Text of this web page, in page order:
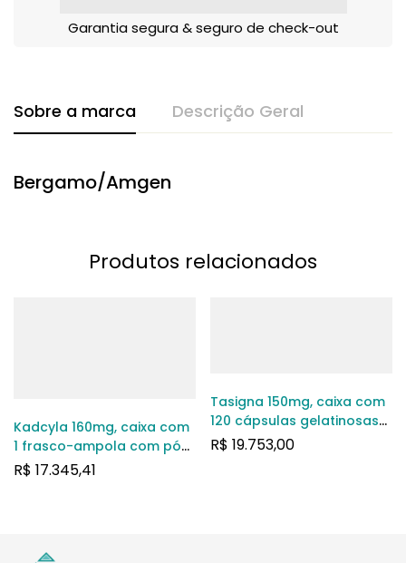
Garantia segura & seguro de check-out
Sobre a marca Descrição Geral
Bergamo/Amgen
Produtos relacionados
Kadcyla 160mg, caixa com
1 frasco-ampola com pó
para solução de uso
R$ 17.345,41
Tasigna 150mg, caixa com
120 cápsulas gelatinosas
duras
R$ 19.753,00